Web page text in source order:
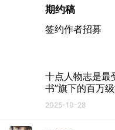
期约稿
签约作者招募
十点人物志是最
书”旗下的百万
2025-10-28